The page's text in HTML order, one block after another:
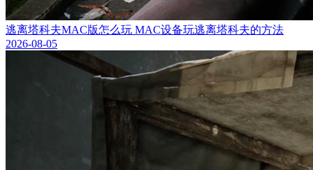
逃离塔科夫MAC版怎么玩 MAC设备玩逃离塔科夫的方法
2026-08-05